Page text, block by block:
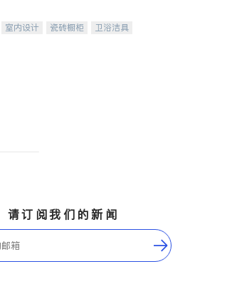
室内设计 瓷砖橱柜
卫浴洁具
请订阅我们的新闻